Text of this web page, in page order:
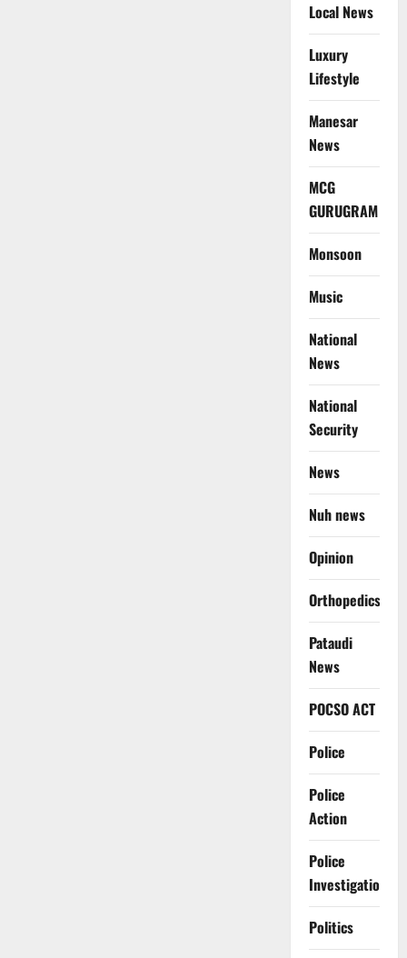
Local News
Luxury
Lifestyle
Manesar
News
MCG
GURUGRAM
Monsoon
Music
National
News
National
Security
News
Nuh news
Opinion
Orthopedics
Pataudi
News
POCSO ACT
Police
Police
Action
Police
Investigation
Politics